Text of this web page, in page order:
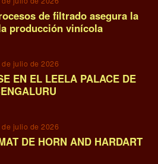
de filtrado asegura la
producción vinícola
de julio de 2026
EN EL LEELA PALACE DE
de julio de 2026
DE HORN AND HARDART
06